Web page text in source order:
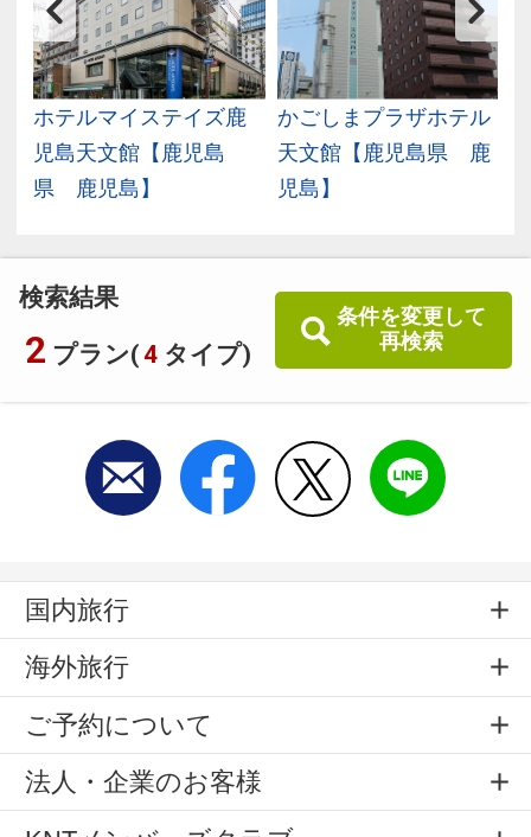
検索結果
2 プラン(4 タイプ)
条件を変更して
再検索
ホテルマイステイズ鹿
児島天文館【鹿児島
県 鹿児島】
かごしまプラザホテル
天文館【鹿児島県 鹿
児島】
国内旅行
海外旅行
ご予約について
法人・企業のお客様